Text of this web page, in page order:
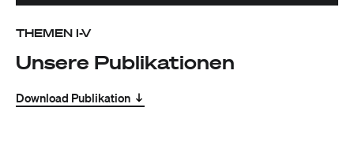
THEMEN I-V
Unsere Publikationen
Download Publikation